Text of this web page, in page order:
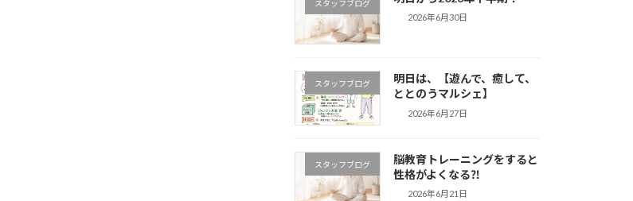
スタッフブログ
2026年6月30日
スタッフブログ
明日は、【遊んで、癒して、
ととのうマルシェ】
2026年6月27日
スタッフブログ
脳教育トレーニングをすると
性格がよくなる⁈
2026年6月21日